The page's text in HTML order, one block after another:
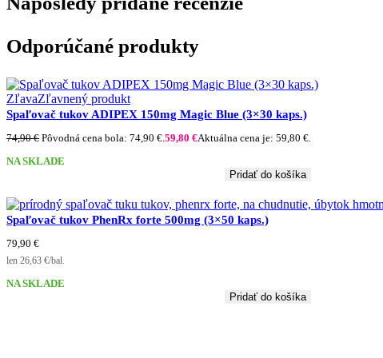
Odporúčané produkty
ZľavaZľavnený produkt
Spaľovač tukov ADIPEX 150mg Magic Blue (3×30 kaps.)
74,90€ Pôvodná cena bola: 74,90 €. 59,80 €Aktuálna cena je: 59,80 €.
NA SKLADE
Pridať do košíka
Spaľovač tukov PhenRx forte 500mg (3×50 kaps.)
79,90 €
len 26,63 €/bal.
NA SKLADE
Pridať do košíka